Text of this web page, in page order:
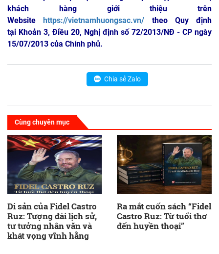
khách hàng giới thiệu trên
Websitehttps://vietnamhuongsac.vn/ theo Quy định
tại Khoản 3, Điều 20, Nghị định số 72/2013/NĐ - CP ngày
15/07/2013 của Chính phủ.
Chia sẻ Zalo
Cùng chuyên mục
Di sản của Fidel Castro
Ruz: Tượng đài lịch sử,
tư tưởng nhân văn và
khát vọng vĩnh hằng
Ra mắt cuốn sách “Fidel
Castro Ruz: Từ tuổi thơ
đến huyền thoại”